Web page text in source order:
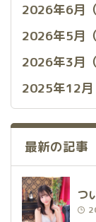
2026年6月
2026年5月
2026年3月
2025年12月
最新の記事
つ